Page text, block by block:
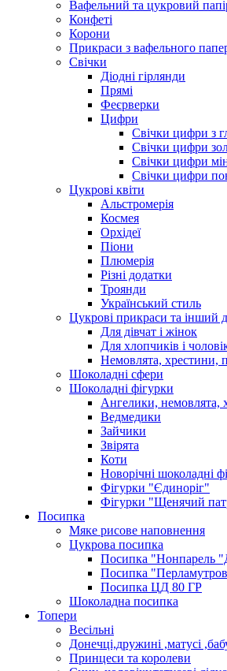
Вафельний та цукровий
Конфеті
Корони
Прикраси з вафельного
Свічки
Діодні гірлянди
Прямі
Феєрверки
Цифри
Свічки цифри з
Свічки цифри
Свічки цифри
Свічки цифри
Цукрові квіти
Альстромерія
Космея
Орхідеї
Піони
Плюмерія
Різні додатки
Троянди
Український стиль
Цукрові прикраси та інший
Для дівчат і жінок
Для хлопчиків і
Немовлята, хрестини,
Шоколадні сфери
Шоколадні фігурки
Ангелики, немовлята,
Ведмедики
Зайчики
Звірята
Коти
Новорічні шоколадні
Фігурки "Єдиноріг"
Фігурки "Щенячий
Посипка
Мяке рисове наповнення
Цукрова посипка
Посипка "Нонпарель
Посипка
Посипка ЦД 80 ГР
Шоколадна посипка
Топери
Весільні
Донечці,дружині ,матусі
Принцеси та королеви